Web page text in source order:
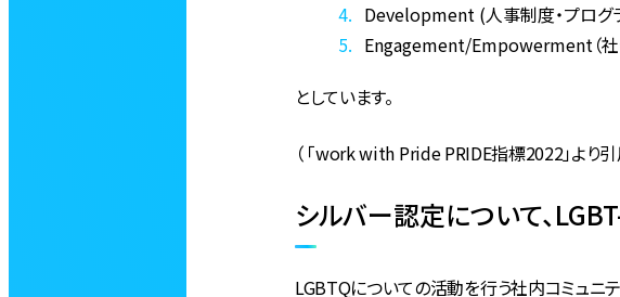
Development (人事制度・プログ
Engagement/Empowerment（社
としています。
（ 「work with Pride PRIDE指標2022」より引
シルバー認定について、
LGBTQについての活動を行う社内コミュニ